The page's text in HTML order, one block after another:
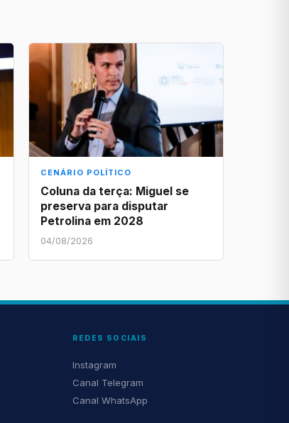
CENÁRIO POLÍTICO
Coluna da terça: Miguel se
preserva para disputar
Petrolina em 2028
04/08/2026
REDES SOCIAIS
Instagram
Canal Telegram
Canal WhatsApp